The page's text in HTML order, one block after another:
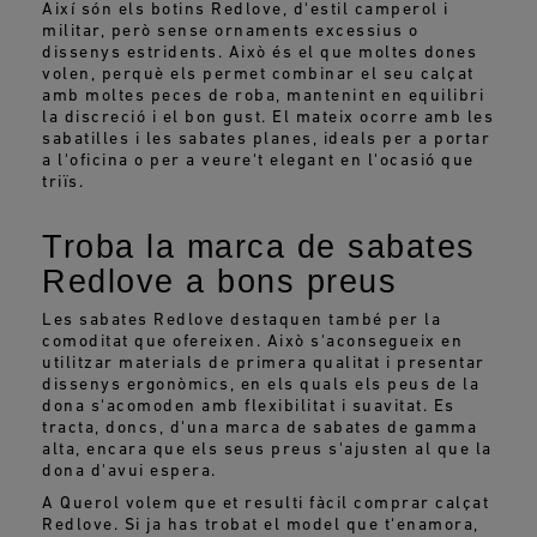
Així són els botins Redlove, d'estil camperol i
militar, però sense ornaments excessius o
dissenys estridents. Això és el que moltes dones
volen, perquè els permet combinar el seu calçat
amb moltes peces de roba, mantenint en equilibri
la discreció i el bon gust. El mateix ocorre amb les
sabatilles i les sabates planes, ideals per a portar
a l'oficina o per a veure't elegant en l'ocasió que
triïs.
Troba la marca de sabates
Redlove a bons preus
Les sabates Redlove destaquen també per la
comoditat que ofereixen. Això s'aconsegueix en
utilitzar materials de primera qualitat i presentar
dissenys ergonòmics, en els quals els peus de la
dona s'acomoden amb flexibilitat i suavitat. Es
tracta, doncs, d'una marca de sabates de gamma
alta, encara que els seus preus s'ajusten al que la
dona d'avui espera.
A Querol volem que et resulti fàcil comprar calçat
Redlove. Si ja has trobat el model que t'enamora,